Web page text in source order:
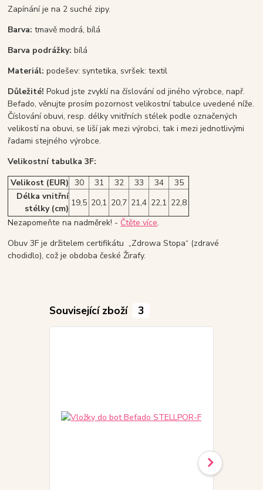
Zapínání je na 2 suché zipy.
Barva:tmavě modrá, bílá
Barva podrážky:bílá
Materiál:podešev: syntetika, svršek: textil
Důležité! Pokud jste zvyklí na číslování od jiného výrobce, např.
Befado, věnujte prosím pozornost velikostní tabulce uvedené níže.
Číslování obuvi, resp. délky vnitřních stélek podle označených
velikostí na obuvi, se liší jak mezi výrobci, tak i mezi jednotlivými
řadami stejného výrobce.
Velikostní tabulka 3F:
Velikost (EUR) 30 31 32 33 34
35
Délka vnitřní
stélky (cm)
19,5 20,1 20,7 21,4 22,1 22,8
Nezapomeňte na nadměrek! - Čtěte více.
Obuv 3F je držitelem certifikátu „Zdrowa Stopa“ (zdravé
chodidlo), což je obdoba české Žirafy.
Související zboží 3